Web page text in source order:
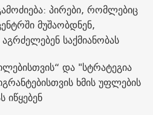
პირები, რომლებიც
მუშაობდნენ,
საქმიანობას
და "სტრატეგია
ხმის უფლების
იწყებენ